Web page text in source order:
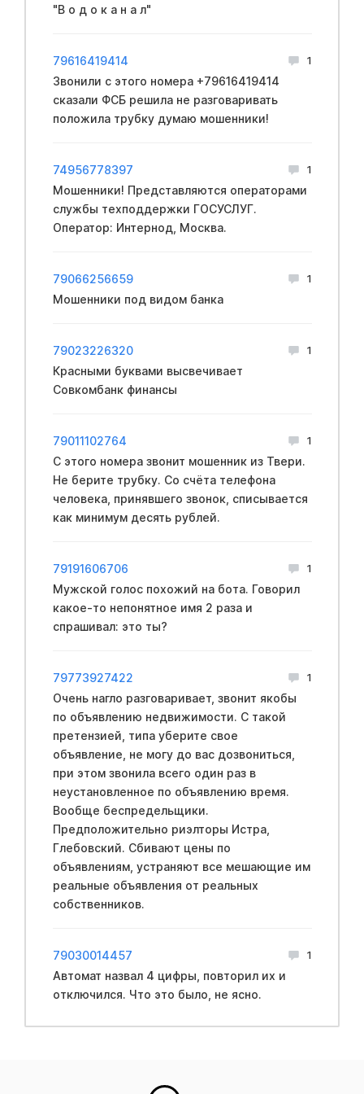
"В о д о к а н а л"
79616419414 1
Звонили с этого номера +79616419414
сказали ФCБ решила не разговаривать
положила трубку думаю мошенники!
74956778397 1
Мошенники! Представляются операторами
службы техподдержки ГОСУСЛУГ.
Оператор: Интернод, Москва.
79066256659 1
Мошенники под видом банка
79023226320 1
Красными буквами высвечивает
Совкомбанк финансы
79011102764 1
С этого номера звонит мошенник из Твери.
Не берите трубку. Со счёта телефона
человека, принявшего звонок, списывается
как минимум десять рублей.
79191606706 1
Мужской голос похожий на бота. Говорил
какое-то непонятное имя 2 раза и
спрашивал: это ты?
79773927422 1
Очень нагло разговаривает, звонит якобы
по объявлению недвижимости. С такой
претензией, типа уберите свое
объявление, не могу до вас дозвониться,
при этом звонила всего один раз в
неустановленное по объявлению время.
Вообще беспредельщики.
Предположительно риэлторы Истра,
Глебовский. Сбивают цены по
объявлениям, устраняют все мешающие им
реальные объявления от реальных
собственников.
79030014457 1
Автомат назвал 4 цифры, повторил их и
отключился. Что это было, не ясно.